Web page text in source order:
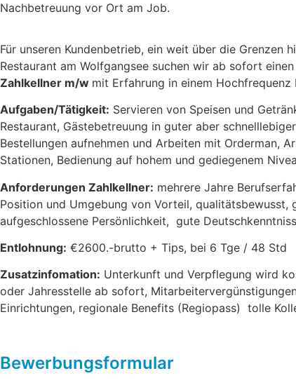
Nachbetreuung vor Ort am Job.
Für unseren Kundenbetrieb, ein weit über die Grenzen
Restaurant am Wolfgangsee suchen wir ab sofort
Zahlkellner m/w mit Erfahrung in einem
Aufgaben/Tätigkeit: Servieren von Speisen und
Restaurant, Gästebetreuung in guter aber
Bestellungen aufnehmen und Arbeiten mit Orderman,
Stationen, Bedienung auf hohem und gediegenem
Anforderungen Zahlkellner: mehrere Jahre
Position und Umgebung von Vorteil, qualitätsbewusst,
aufgeschlossene Persönlichkeit, gute
Entlohnung: €2600.-brutto + Tips, bei 6 Tge / 48 Std
Zusatzinfomation: Unterkunft und Verpflegung wird
oder Jahresstelle ab sofort,
Einrichtungen, regionale Benefits (Regiopass) tolle
Bewerbungsformular